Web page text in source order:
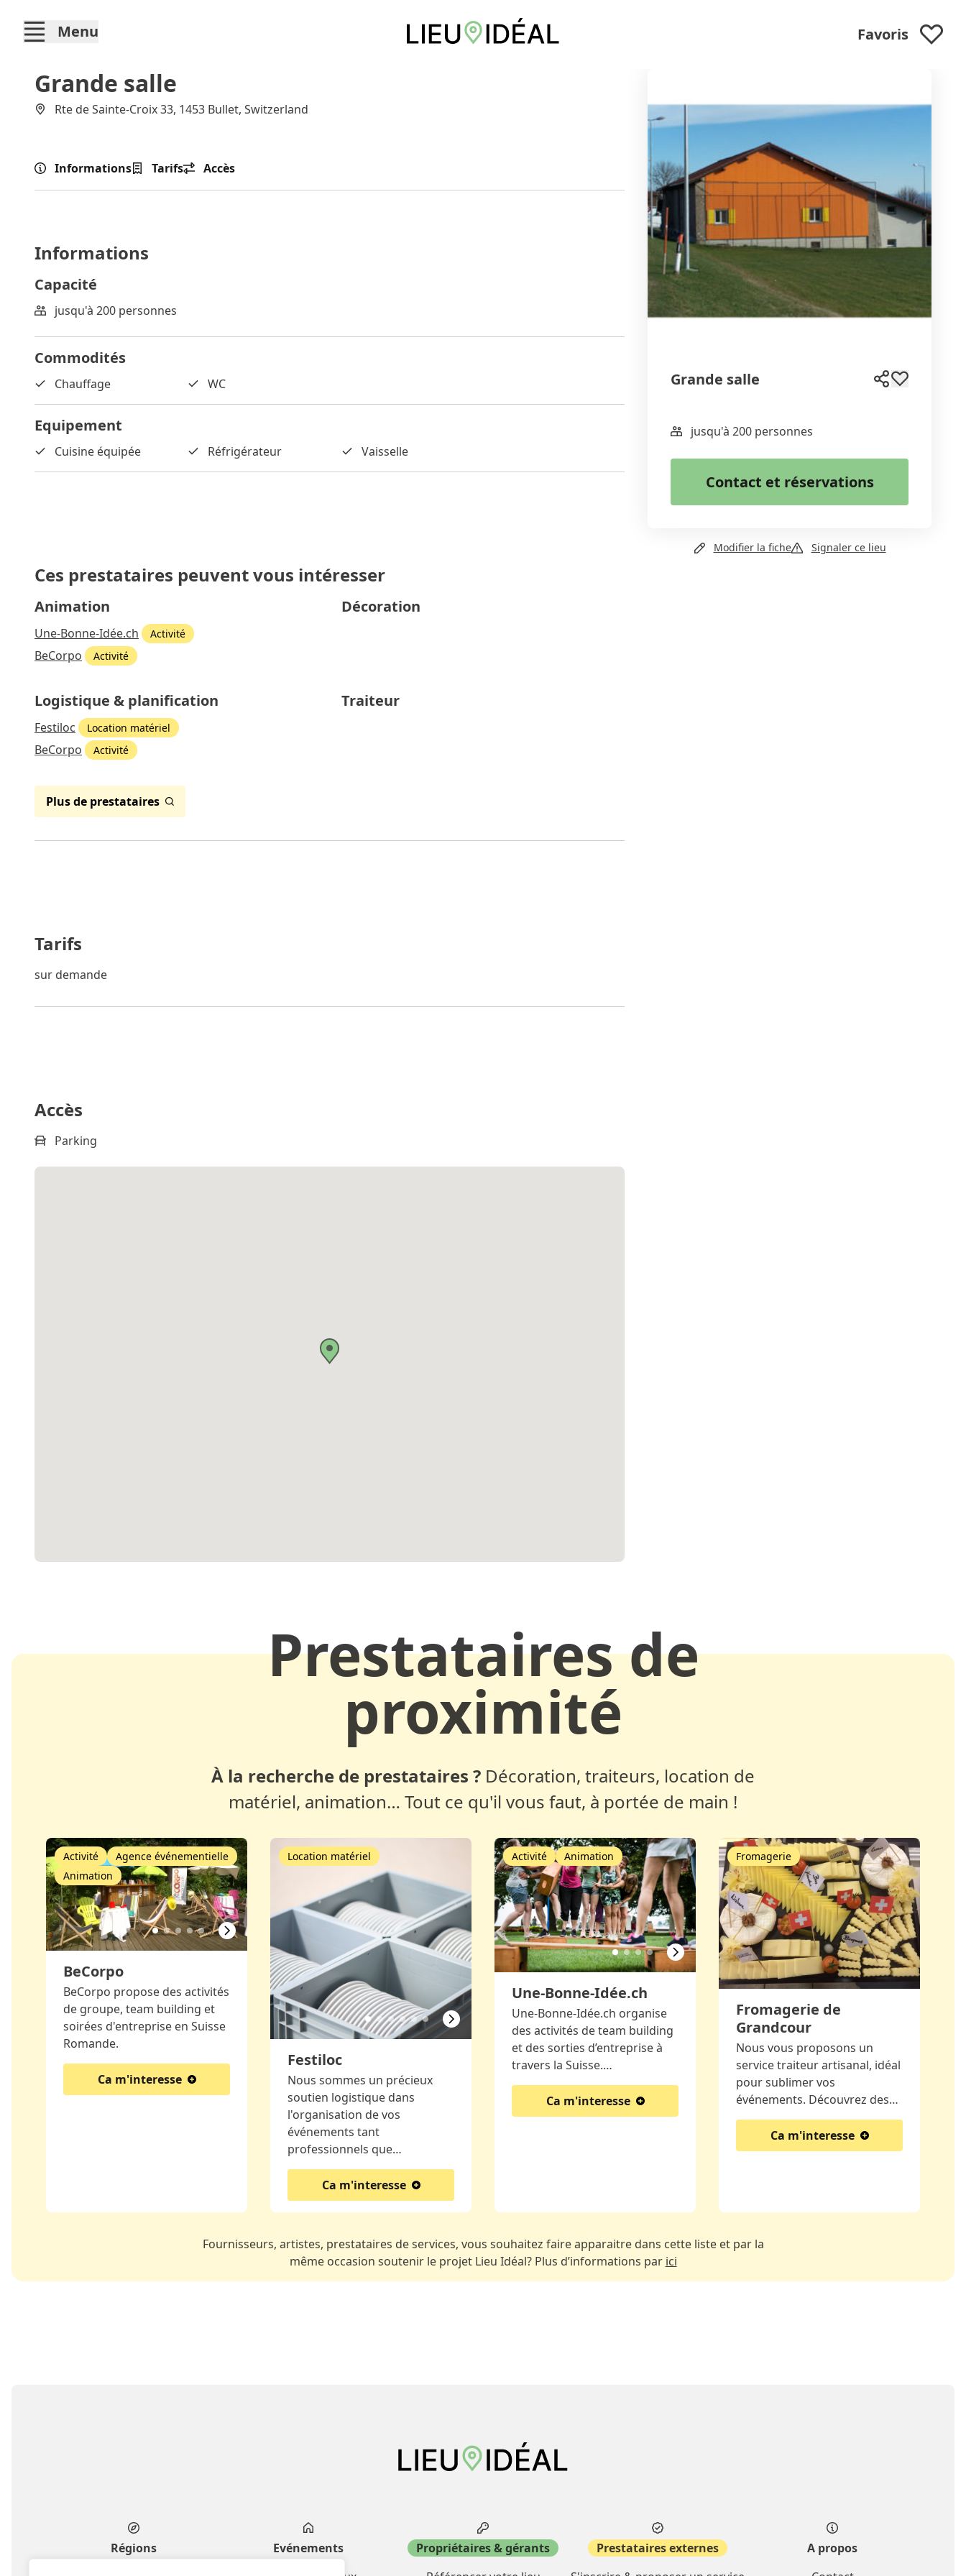
Menu Favoris
Grande salle
Rte de Sainte-Croix 33, 1453 Bullet, Switzerland
Informations Tarifs Accès
Informations
Capacité
jusqu'à 200 personnes
Commodités
Chauffage WC
Equipement
Cuisine équipée Réfrigérateur Vaisselle
Ces prestataires peuvent vous intéresser
Animation
Une-Bonne-Idée.ch Activité
BeCorpo Activité
Décoration
Logistique & planification
Festiloc Location matériel
BeCorpo Activité
Traiteur
Plus de prestataires
Tarifs
sur demande
Accès
Parking
Grande salle
WhatsApp
Email
Copier le lien
jusqu'à 200 personnes
Contact et réservations
Site web
Modifier la fiche Signaler ce lieu
Prestataires de
proximité
À la recherche de prestataires ? Décoration, traiteurs, location de
matériel, animation… Tout ce qu'il vous faut, à portée de main !
BeCorpo
Activité
Agence événementielle
Animation
BeCorpo propose des activités
de groupe, team building et
soirées d'entreprise en Suisse
Romande.
Ca m'interesse
Festiloc
Location matériel
Nous sommes un précieux
soutien logistique dans
l'organisation de vos
événements tant
professionnels que…
Ca m'interesse
Une-Bonne-Idée.ch
Activité Animation
Une-Bonne-Idée.ch organise
des activités de team building
et des sorties d’entreprise à
travers la Suisse.…
Ca m'interesse
Fromagerie de
Grandcour
Fromagerie
Nous vous proposons un
service traiteur artisanal, idéal
pour sublimer vos
événements. Découvrez des…
Ca m'interesse
Fournisseurs, artistes, prestataires de services, vous souhaitez faire apparaitre dans cette liste et par la
même occasion soutenir le projet Lieu Idéal? Plus d’informations par ici
Régions
Evénements
Propriétaires & gérants
Prestataires externes
A propos